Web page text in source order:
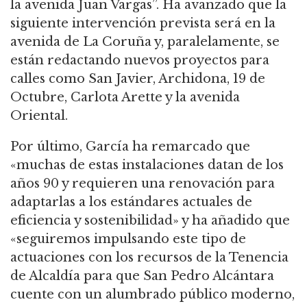
la avenida Juan Vargas”. Ha avanzado que la
siguiente intervención prevista será en la
avenida de La Coruña y, paralelamente, se
están redactando nuevos proyectos para
calles como San Javier, Archidona, 19 de
Octubre, Carlota Arette y la avenida
Oriental.
Por último, García ha remarcado que
«muchas de estas instalaciones datan de los
años 90 y requieren una renovación para
adaptarlas a los estándares actuales de
eficiencia y sostenibilidad» y ha añadido que
«seguiremos impulsando este tipo de
actuaciones con los recursos de la Tenencia
de Alcaldía para que San Pedro Alcántara
cuente con un alumbrado público moderno,